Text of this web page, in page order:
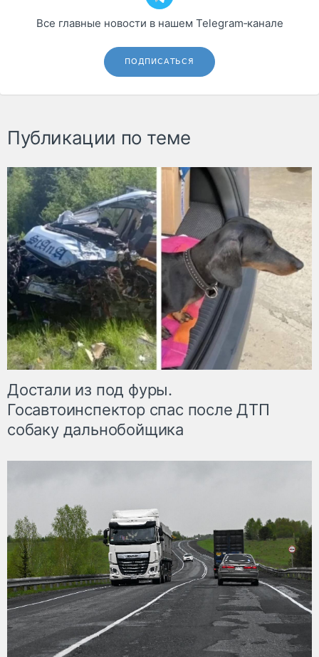
Все главные новости в нашем Telegram‑канале
ПОДПИСАТЬСЯ
Публикации по теме
Достали из под фуры.
Госавтоинспектор спас после ДТП
собаку дальнобойщика